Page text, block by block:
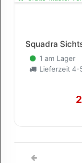
Squadra
1 am Lager
Lieferzeit 4-